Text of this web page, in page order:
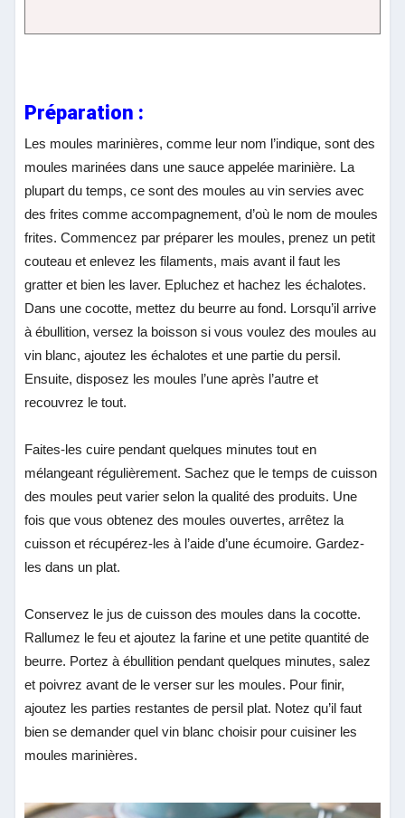
Préparation :
Les moules marinières, comme leur nom l’indique, sont des
moules marinées dans une sauce appelée marinière. La
plupart du temps, ce sont des moules au vin servies avec
des frites comme accompagnement, d’où le nom de moules
frites. Commencez par préparer les moules, prenez un petit
couteau et enlevez les filaments, mais avant il faut les
gratter et bien les laver. Epluchez et hachez les échalotes.
Dans une cocotte, mettez du beurre au fond. Lorsqu’il arrive
à ébullition, versez la boisson si vous voulez des moules au
vin blanc, ajoutez les échalotes et une partie du persil.
Ensuite, disposez les moules l’une après l’autre et
recouvrez le tout.
Faites-les cuire pendant quelques minutes tout en
mélangeant régulièrement. Sachez que le temps de cuisson
des moules peut varier selon la qualité des produits. Une
fois que vous obtenez des moules ouvertes, arrêtez la
cuisson et récupérez-les à l’aide d’une écumoire. Gardez-
les dans un plat.
Conservez le jus de cuisson des moules dans la cocotte.
Rallumez le feu et ajoutez la farine et une petite quantité de
beurre. Portez à ébullition pendant quelques minutes, salez
et poivrez avant de le verser sur les moules. Pour finir,
ajoutez les parties restantes de persil plat. Notez qu’il faut
bien se demander quel vin blanc choisir pour cuisiner les
moules marinières.